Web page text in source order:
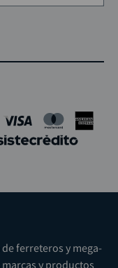
ferreteros y mega-
y productos